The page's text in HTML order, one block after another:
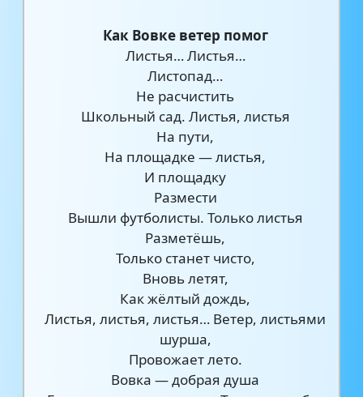
Как Вовке ветер помог
Листья… Листья…
Листопад…
Не расчистить
Школьный сад. Листья, листья
На пути,
На площадке — листья,
И площадку
Размести
Вышли футболисты. Только листья
Разметёшь,
Только станет чисто,
Вновь летят,
Как жёлтый дождь,
Листья, листья, листья… Ветер, листьями
шурша,
Провожает лето.
Вовка — добрая душа